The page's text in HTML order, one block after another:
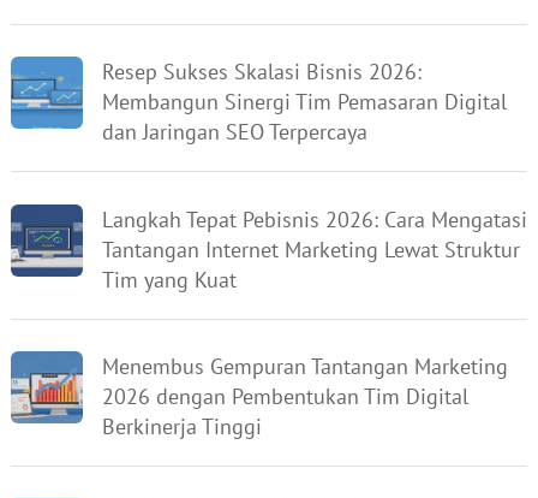
Resep Sukses Skalasi Bisnis 2026:
Membangun Sinergi Tim Pemasaran Digital
dan Jaringan SEO Terpercaya
Langkah Tepat Pebisnis 2026: Cara Mengatasi
Tantangan Internet Marketing Lewat Struktur
Tim yang Kuat
Menembus Gempuran Tantangan Marketing
2026 dengan Pembentukan Tim Digital
Berkinerja Tinggi